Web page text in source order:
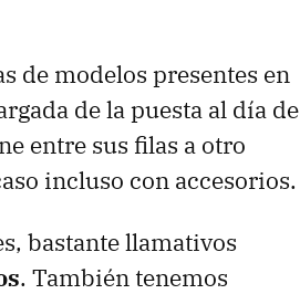
de modelos presentes en
de la puesta al día de
entre sus filas a otro
incluso con accesorios.
bastante llamativos
. También tenemos